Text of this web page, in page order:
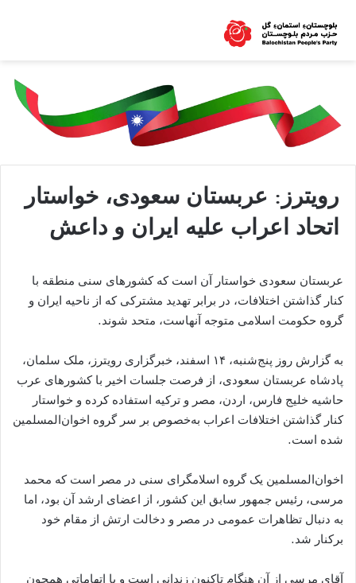
رویترز: عربستان سعودی، خواستار
اتحاد اعراب علیه ایران و داعش
عربستان سعودی خواستار آن است که کشورهای سنی منطقه با
کنار گذاشتن اختلافات، در برابر تهديد مشترکی که از ناحيه ايران و
گروه حکومت اسلامی متوجه آنهاست، متحد شوند.
به گزارش روز پنج‌شنبه، ۱۴ اسفند، خبرگزاری رويترز، ملک سلمان،
پادشاه عربستان سعودی، از فرصت جلسات اخير با کشورهای عرب
حاشيه خليج فارس، اردن، مصر و ترکيه استفاده کرده و خواستار
کنار گذاشتن اختلافات اعراب به‌خصوص بر سر گروه اخوان‌المسلمين
شده است.
اخوان‌المسلمين يک گروه اسلامگرای سنی در مصر است که محمد
مرسی، رئيس جمهور سابق اين کشور، از اعضای ارشد آن بود، اما
به دنبال تظاهرات عمومی در مصر و دخالت ارتش از مقام خود
برکنار شد.
آقای مرسی از آن هنگام تاکنون زندانی است و با اتهاماتی همچون